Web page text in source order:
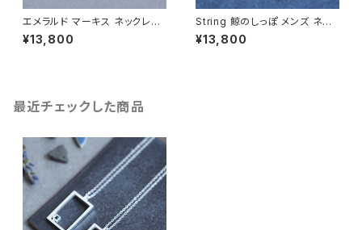
エメラルド マーキス ネックレス
シルバー925 5月誕生石 メンズ
ユニセックス
¥13,800
String 鯨のしっぽ メンズ ネッ
クレス シルバー925
¥13,800
最近チェックした商品